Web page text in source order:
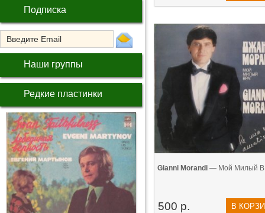
Подписка
Наши группы
Редкие пластинки
Gianni Morandi — Мой Милый
500 р. В